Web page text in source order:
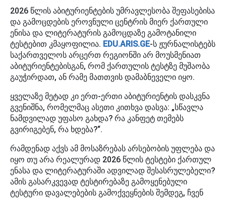
2026 წლის აბიტურიენტების უმრავლესობა შეფასებისა
და გამოცდების ეროვნული ცენტრის მიერ ქართული
ენისა და ლიტერატურის გამოცდაზე გამოტანილი
ტესტებით კმაყოფილია. EDU.ARIS.GE-ს ჟურნალისტებს
საქართველოს არცერთ რეგიონში არ მოუსმენიათ
აბიტურიენტებისგან, რომ ქართულის ტესტზე მუშაობა
გაუჭირდათ, ან რამე მათთვის დამაბნეველი იყო.
ყველაზე მეტად კი ერთ-ერთი აბიტურიენტის დასკვნა
გვენიშნა, რომელმაც ასეთი კითხვა დასვა: „სწავლა
ნამდვილად უფასო გახდა? რა კანფეტ თემებს
გვირიგებენ, რა ხდება?“.
რამდენად აქვს ამ მოსაზრებას არსებობის უფლება და
იყო თუ არა რეალურად 2026 წლის ტესტები ქართულ
ენასა და ლიტერატურაში ადვილად შესასრულებელი?
ამის გასარკვევად ტესტირებაზე გამოყენებული
ტესტური დავალებების გამოქვეყნების შემდეგ, ჩვენ